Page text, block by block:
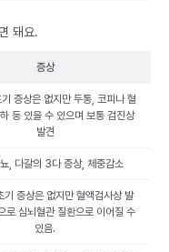
돼요.
증상
증상은 없지만 두통, 코피나 혈
등 있을 수 있으며 보통 검진상
발견
, 다갈의 3다 증상, 체중감소
기 증상은 없지만 혈액검사상 발
로 심뇌혈관 질환으로 이어질 수
있음.